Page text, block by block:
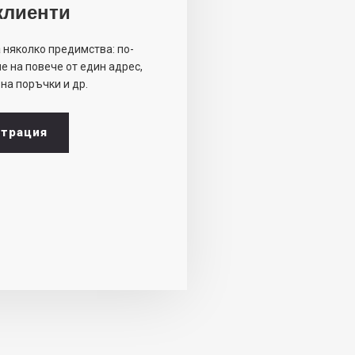
предимства: по-
на повече от един адрес,
поръчки и др.